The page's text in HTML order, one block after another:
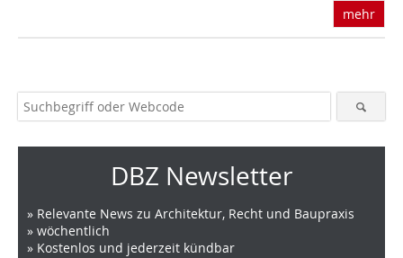
mehr
DBZ Newsletter
» Relevante News zu Architektur, Recht und Baupraxis
» wöchentlich
» Kostenlos und jederzeit kündbar